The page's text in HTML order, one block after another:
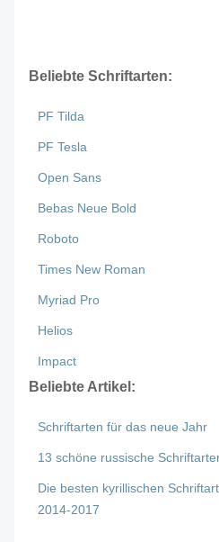
Beliebte Schriftarten:
PF Tilda
PF Tesla
Open Sans
Bebas Neue Bold
Roboto
Times New Roman
Myriad Pro
Helios
Impact
Beliebte Artikel:
Schriftarten für das neue Jahr
13 schöne russische
Die besten kyrillischen
2014-2017